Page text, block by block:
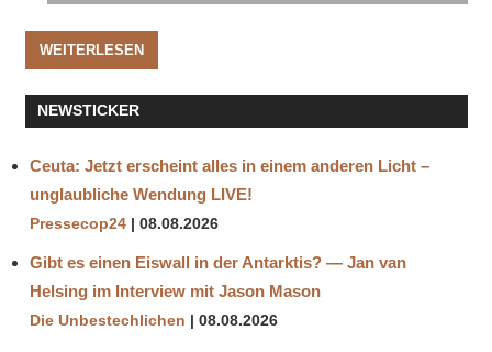
WEITERLESEN
NEWSTICKER
Ceuta: Jetzt erscheint alles in einem anderen Licht –
unglaubliche Wendung LIVE!
Pressecop24 08.08.2026
Gibt es einen Eiswall in der Antarktis? — Jan van
Helsing im Interview mit Jason Mason
Die Unbestechlichen 08.08.2026